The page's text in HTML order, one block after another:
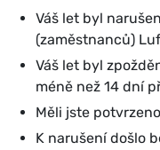
Váš let byl
(zaměstnanců)
Váš let byl
méně než 14 dní
Měli jste
K narušení došlo